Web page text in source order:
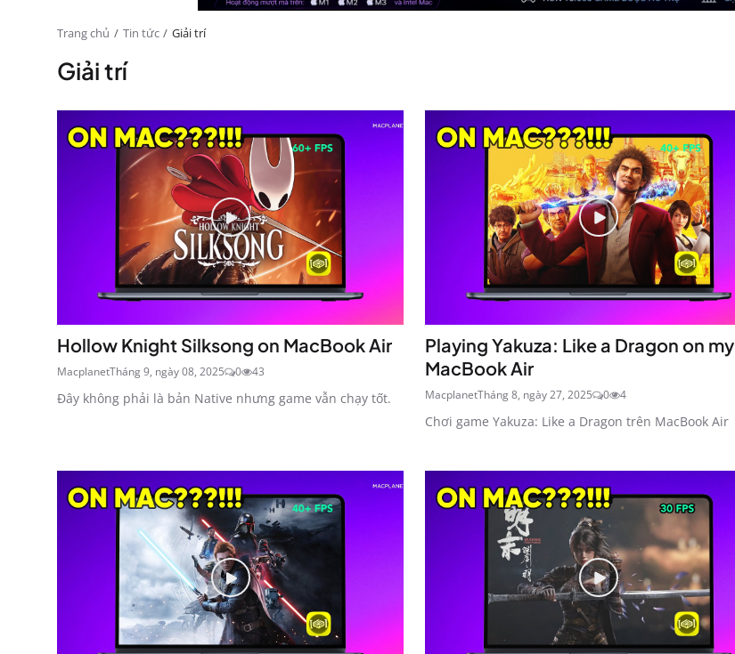
Trang chủ Tin tức Giải trí
Giải trí
Hollow Knight Silksong on MacBook Air
MacplanetTháng 9, ngày 08, 2025 0 43
Đây không phải là bản Native nhưng game vẫn chạy tốt.
Playing Yakuza: Like a Dragon on my
MacBook Air
MacplanetTháng 8, ngày 27, 2025 0 4
Chơi game Yakuza: Like a Dragon trên MacBook Air